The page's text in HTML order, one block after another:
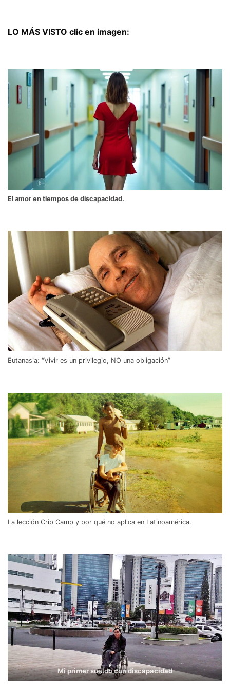
LO MÁS VISTO clic en imagen:
El amor en tiempos de discapacidad.
Eutanasia: “Vivir es un privilegio, NO una obligación”
La lección Crip Camp y por qué no aplica en Latinoamérica.
Mi primer sueldo con discapacidad